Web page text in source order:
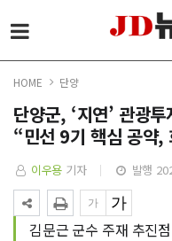
HOME 단양
단양군, ‘지연’ 관광
“민선 9기 핵심 공약,
이우용 기자 발행
김문근 군수 주재 추진